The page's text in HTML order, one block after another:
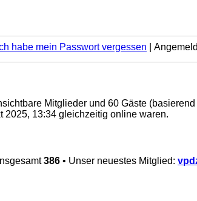
habe mein Passwort vergessen
Mitglieder und 60 Gäste
2025, 13:34 gleichzeitig online waren.
386 • Unser neuestes Mitglied: